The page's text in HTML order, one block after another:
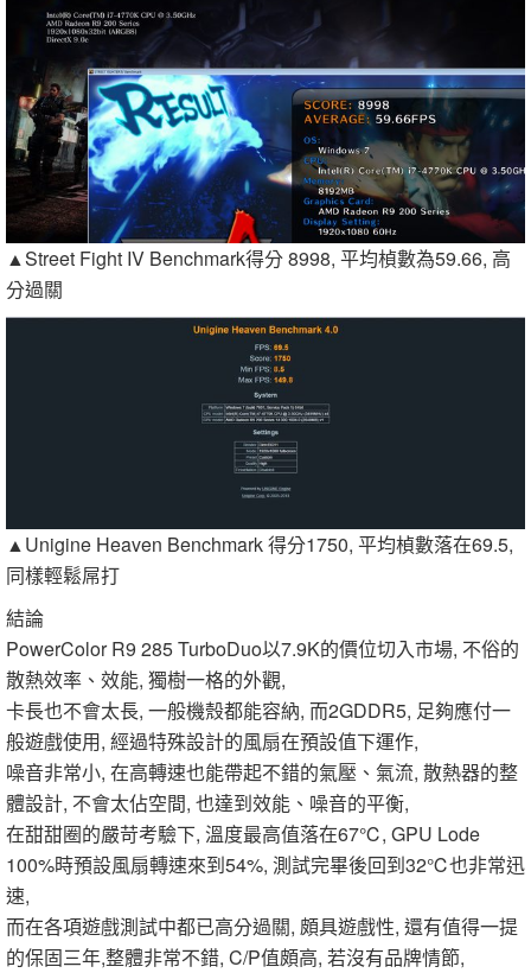
▲Street Fight IV Benchmark得分 8998, 平均楨數為59.66, 高
分過關
▲Unigine Heaven Benchmark 得分1750, 平均楨數落在69.5,
同樣輕鬆屌打
結論
PowerColor R9 285 TurboDuo以7.9K的價位切入市場, 不俗的
散熱效率、效能, 獨樹一格的外觀,
卡長也不會太長, 一般機殼都能容納, 而2GDDR5, 足夠應付一
般遊戲使用, 經過特殊設計的風扇在預設值下運作,
噪音非常小, 在高轉速也能帶起不錯的氣壓、氣流, 散熱器的整
體設計, 不會太佔空間, 也達到效能、噪音的平衡,
在甜甜圈的嚴苛考驗下, 溫度最高值落在67℃, GPU Lode
100%時預設風扇轉速來到54%, 測試完畢後回到32℃也非常迅
速,
而在各項遊戲測試中都已高分過關, 頗具遊戲性, 還有值得一提
的保固三年,整體非常不錯, C/P值頗高, 若沒有品牌情節,